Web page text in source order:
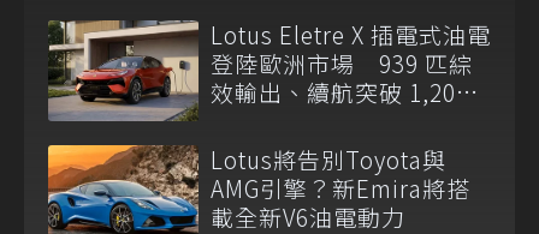
Lotus Eletre X 插電式油電
登陸歐洲市場 939 匹綜
效輸出、續航突破 1,200
Lotus將告別Toyota與
AMG引擎？新Emira將搭
載全新V6油電動力